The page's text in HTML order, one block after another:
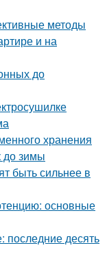
методы
и на
до
хранения
до зимы
быть сильнее в
основные
последние десять